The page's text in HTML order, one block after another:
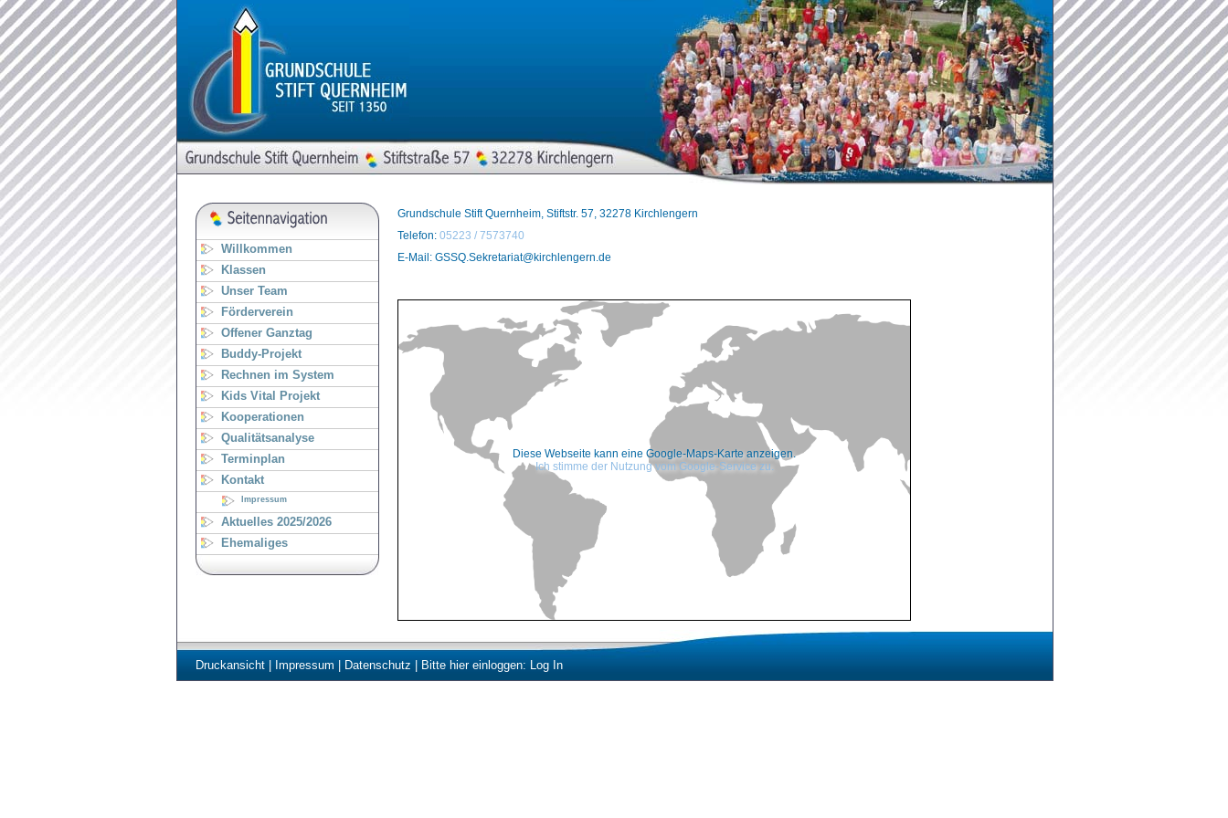
Willkommen
Klassen
Unser Team
Förderverein
Offener Ganztag
Buddy-Projekt
Rechnen im System
Kids Vital Projekt
Kooperationen
Qualitätsanalyse
Terminplan
Kontakt
Impressum
Aktuelles 2025/2026
Ehemaliges
Grundschule Stift Quernheim, Stiftstr. 57, 32278 Kirchlengern
Telefon: 05223 / 7573740
E-Mail: GSSQ.Sekretariat@kirchlengern.de
Diese Webseite kann eine Google-Maps-Karte anzeigen.
Ich stimme der Nutzung vom Google-Service zu.
Druckansicht Impressum Datenschutz | Bitte hier einloggen: Log In